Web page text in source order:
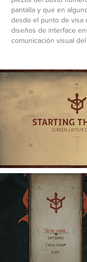
pantalla y que en
desde el punto de visa
diseños de interface
comunicación visual